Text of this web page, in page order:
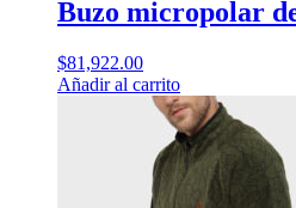
Buzo micropolar
$81,922.00
Añadir al carrito